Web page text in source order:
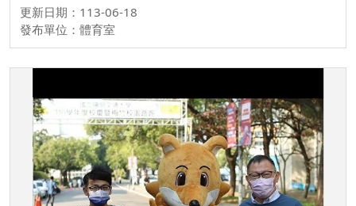
更新日期：113-06-18
發布單位：體育室